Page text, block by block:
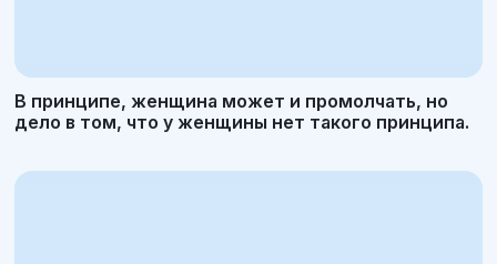
В принципе, женщина может и промолчать, но
дело в том, что у женщины нет такого принципа.